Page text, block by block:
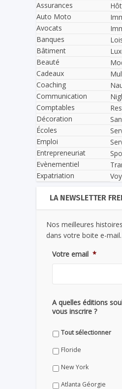
Assurances
Auto Moto
Avocats
Banques
Bâtiment
Beauté
Cadeaux
Coaching
Communication
Comptables
Décoration
Écoles
Emploi
Entrepreneuriat
Evènementiel
Expatriation
LA NEWSLETTER
Nos meilleures
dans votre boite e-mail.
Votre email *
A quelles éditions
vous inscrire ?
Tout sélectionner
Floride
New York
Atlanta Géorgie